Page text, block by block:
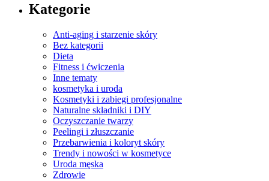
Kategorie
Anti-aging i starzenie skóry
Bez kategorii
Dieta
Fitness i ćwiczenia
Inne tematy
kosmetyka i uroda
Kosmetyki i zabiegi profesjonalne
Naturalne składniki i DIY
Oczyszczanie twarzy
Peelingi i złuszczanie
Przebarwienia i koloryt skóry
Trendy i nowości w kosmetyce
Uroda męska
Zdrowie